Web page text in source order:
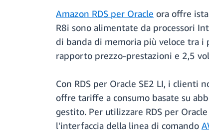
Amazon RDS per Oracle ora offre
R8i sono alimentate da processori
di banda di memoria più veloce tra i
rapporto prezzo-prestazioni e 2,5
Con RDS per Oracle SE2 LI, i clienti
offre tariffe a consumo basate su
gestito. Per utilizzare RDS per
l'interfaccia della linea di comando